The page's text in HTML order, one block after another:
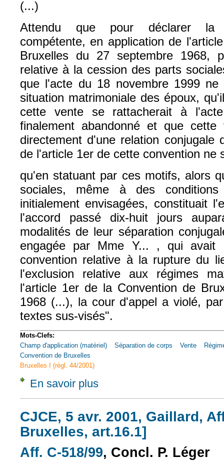
(...)
Attendu que pour déclarer la
compétente, en application de
Bruxelles du 27 septembre 1968,
relative à la cession des parts
que l'acte du 18 novembre 1999
situation matrimoniale des époux,
cette vente se rattacherait à
finalement abandonné et que
directement d'une relation conjugale
de l'article 1er de cette convention ne
qu'en statuant par ces motifs, alors
sociales, même à des
initialement envisagées, constituait
l'accord passé dix-huit jours
modalités de leur séparation
engagée par Mme Y... , qui
convention relative à la rupture du
l'exclusion relative aux régimes
l'article 1er de la Convention de
1968 (...), la cour d'appel a violé,
textes sus-visés".
Mots-Clefs:
Champ d'application (matériel)
Séparation de corps Vente
Convention de Bruxelles
Bruxelles I (règl. 44/2001)
En savoir plus
CJCE, 5 avr. 2001, Gaillard,
Bruxelles, art.16.1]
Aff. C-518/99 (le lien est externe)
, Concl. P. Léger